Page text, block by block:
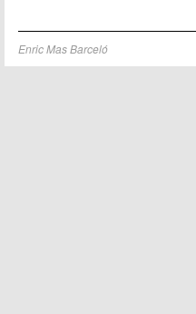
Enric Mas Barceló